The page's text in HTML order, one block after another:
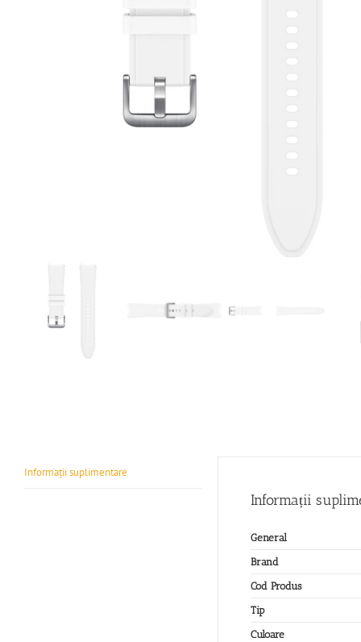
Informații suplimentare
Informații
General
Brand
Cod Produs
Tip
Culoare